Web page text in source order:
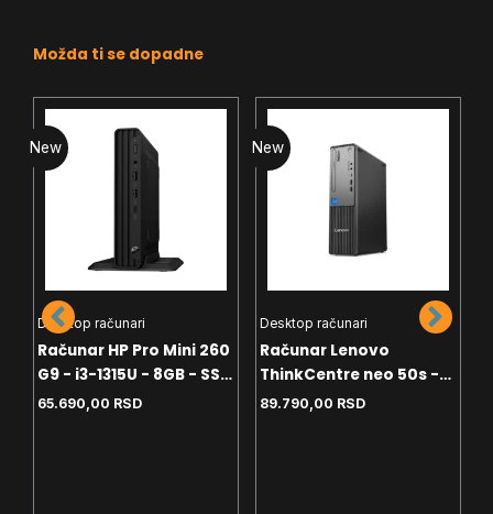
Možda ti se dopadne
New
Desktop računari
Računar HP Pro Mini 260
G9 - i3-1315U - 8GB - SSD
256GB - Wi-Fi - Free Dos
65.690,00 RSD
New
Desktop računari
Računar Lenovo
ThinkCentre neo 50s -
i3-13100 - 8GB - 256GB
89.790,00 RSD